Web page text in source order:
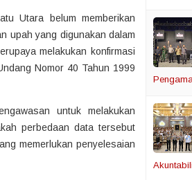
Utara belum memberikan
upah yang digunakan dalam
melakukan konfirmasi
Nomor 40 Tahun 1999
untuk melakukan
perbedaan data tersebut
memerlukan penyelesaian